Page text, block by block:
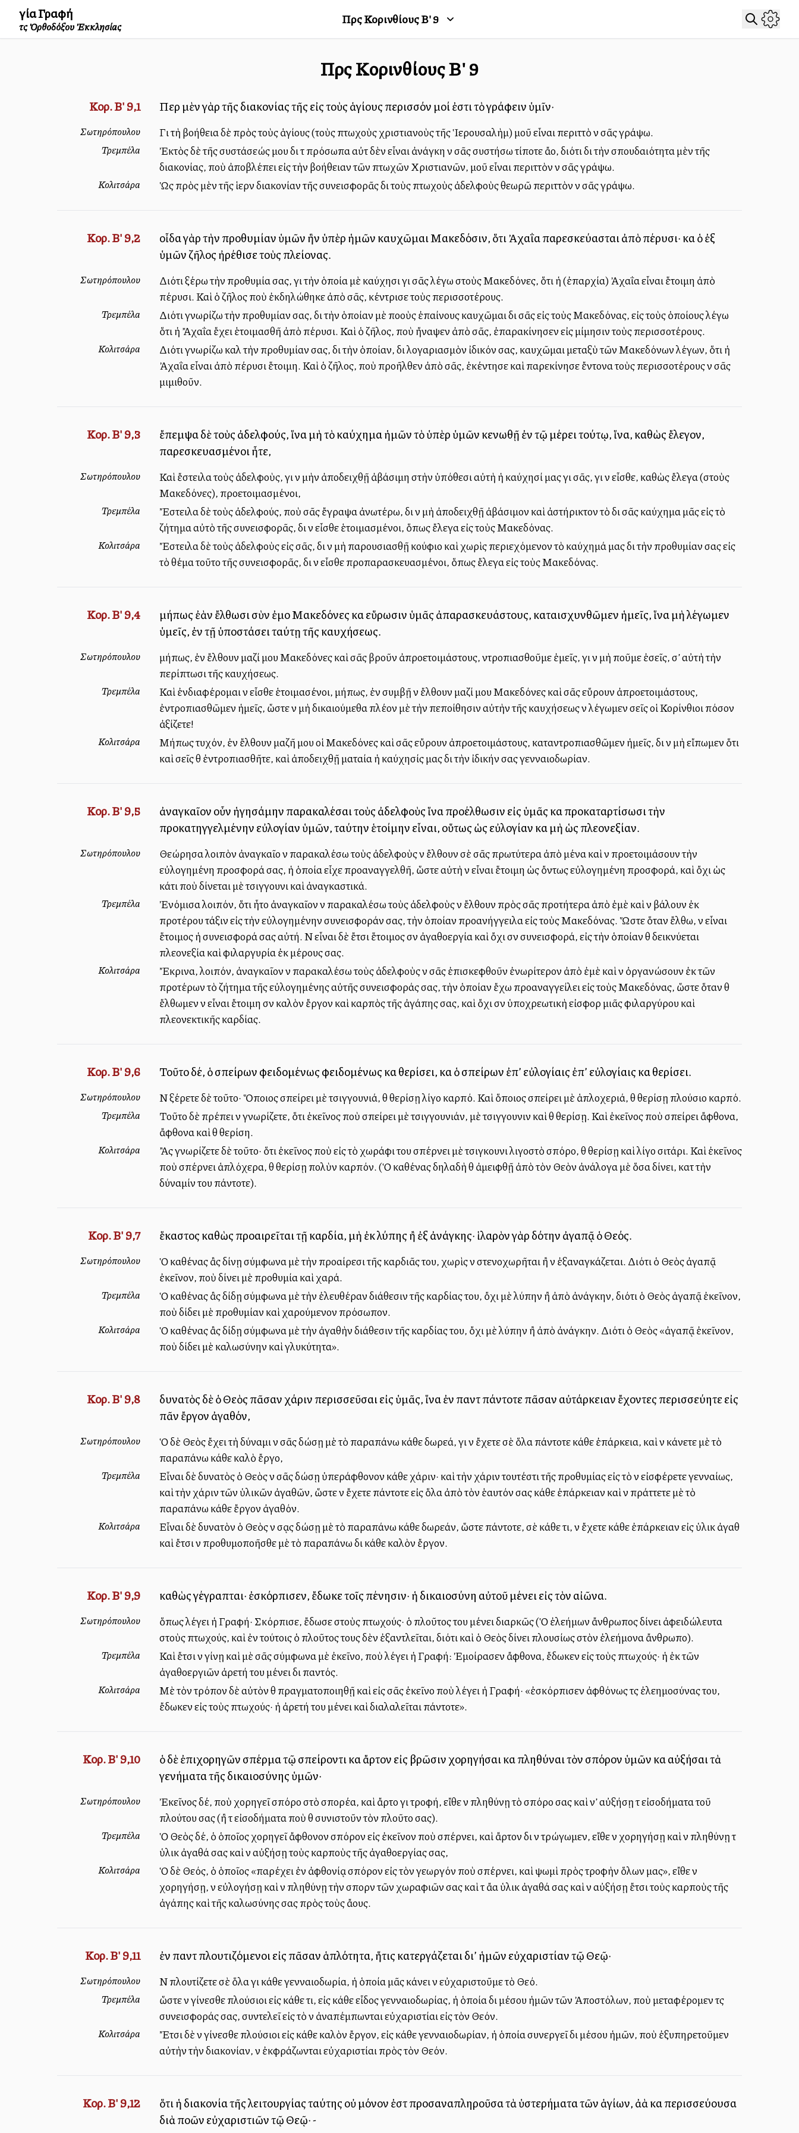
Ἁγία Γραφή
τῆς Ὀρθοδόξου Ἐκκλησίας Πρὸς Κορινθίους Β'9
Πρὸς Κορινθίους Β'9
Κορ. Β' 9,1 Περὶ μὲν γὰρ τῆς διακονίας τῆς εἰς τοὺς ἁγίους περισσόν μοί ἐστι τὸ γράφειν ὑμῖν·
Σωτηρόπουλου Γιὰ τὴ βοήθεια δὲ πρὸς τοὺς ἁγίους (τοὺς πτωχοὺς χριστιανοὺς τῆς Ἱερουσαλὴμ) μοῦ εἶναι περιττὸ νὰ σᾶς γράψω.
Τρεμπέλα
Ἐκτὸς δὲ τῆς συστάσεώς μου διὰ τὰ πρόσωπα αὐτὰ δὲν εἶναι ἀνάγκη νὰ σᾶς συστήσω τίποτε ἄλλο, διότι διὰ τὴν σπουδαιότητα μὲν τῆς
διακονίας, ποὺ ἀποβλέπει εἰς τὴν βοήθειαν τῶν πτωχῶν Χριστιανῶν, μοῦ εἶναι περιττὸν νὰ σᾶς γράψω.
Κολιτσάρα Ὡς πρὸς μὲν τῆς ἱερὰν διακονίαν τῆς συνεισφορᾶς διὰ τοὺς πτωχοὺς ἀδελφοὺς θεωρῶ περιττὸν νὰ σᾶς γράψω.
Κορ. Β' 9,2
οἶδα γὰρ τὴν προθυμίαν ὑμῶν ἣν ὑπὲρ ἡμῶν καυχῶμαι Μακεδόσιν, ὅτι Ἀχαΐα παρεσκεύασται ἀπὸ πέρυσι· καὶ ὁ ἐξ
ὑμῶν ζῆλος ἠρέθισε τοὺς πλείονας.
Σωτηρόπουλου
Διότι ξέρω τὴν προθυμία σας, γιὰ τὴν ὁποία μὲ καύχησι γιὰ σᾶς λέγω στοὺς Μακεδόνες, ὅτι ἡ (ἐπαρχία) Ἀχαΐα εἶναι ἕτοιμη ἀπὸ
πέρυσι. Καὶ ὁ ζῆλος ποὺ ἐκδηλώθηκε ἀπὸ σᾶς, κέντρισε τοὺς περισσοτέρους.
Τρεμπέλα
Διότι γνωρίζω τὴν προθυμίαν σας, διὰ τὴν ὁποίαν μὲ πολλοὺς ἐπαίνους καυχῶμαι διὰ σᾶς εἰς τοὺς Μακεδόνας, εἰς τοὺς ὁποίους λέγω
ὅτι ἡ Ἄχαΐα ἔχει ἑτοιμασθῆ ἀπὸ πέρυσι. Καὶ ὁ ζῆλος, ποὺ ἤναψεν ἀπὸ σᾶς, ἐπαρακίνησεν εἰς μίμησιν τοὺς περισσοτέρους.
Κολιτσάρα
Διότι γνωρίζω καλὰ τὴν προθυμίαν σας, διὰ τὴν ὁποίαν, διὰ λογαριασμὸν ἰδικόν σας, καυχῶμαι μεταξὺ τῶν Μακεδόνων λέγων, ὅτι ἡ
Ἀχαΐα εἶναι ἀπὸ πέρυσι ἕτοιμη. Καὶ ὁ ζῆλος, ποὺ προῆλθεν ἀπὸ σᾶς, ἐκέντησε καὶ παρεκίνησε ἔντονα τοὺς περισσοτέρους νὰ σᾶς
μιμιθοῦν.
Κορ. Β' 9,3
ἔπεμψα δὲ τοὺς ἀδελφούς, ἵνα μὴ τὸ καύχημα ἡμῶν τὸ ὑπὲρ ὑμῶν κενωθῇ ἐν τῷ μέρει τούτῳ, ἵνα, καθὼς ἔλεγον,
παρεσκευασμένοι ἦτε,
Σωτηρόπουλου
Καὶ ἔστειλα τοὺς ἀδελφοὺς, γιὰ νὰ μὴν ἀποδειχθῇ ἀβάσιμη στὴν ὑπόθεσι αὐτὴ ἡ καύχησί μας γιὰ σᾶς, γιὰ νὰ εἶσθε, καθὼς ἔλεγα (στοὺς
Μακεδόνες), προετοιμασμένοι,
Τρεμπέλα
Ἔστειλα δὲ τοὺς ἀδελφούς, ποὺ σᾶς ἔγραψα ἀνωτέρω, διὰ νὰ μὴ ἀποδειχθῇ ἀβάσιμον καὶ ἀστήρικτον τὸ διὰ σᾶς καύχημα μᾶς εἰς τὸ
ζήτημα αὐτὸ τῆς συνεισφορᾶς, διὰ νὰ εἶσθε ἑτοιμασμένοι, ὅπως ἔλεγα εἰς τοὺς Μακεδόνας.
Κολιτσάρα
Ἔστειλα δὲ τοὺς ἀδελφοὺς εἰς σᾶς, διὰ νὰ μὴ παρουσιασθῇ κούφιο καὶ χωρὶς περιεχόμενον τὸ καύχημά μας διὰ τὴν προθυμίαν σας εἰς
τὸ θέμα τοῦτο τῆς συνεισφορᾶς, διὰ νὰ εἶσθε προπαρασκευασμένοι, ὅπως ἔλεγα εἰς τοὺς Μακεδόνας.
Κορ. Β' 9,4
μήπως ἐὰν ἔλθωσι σὺν ἐμοὶ Μακεδόνες καὶ εὕρωσιν ὑμᾶς ἀπαρασκευάστους, καταισχυνθῶμεν ἡμεῖς, ἵνα μὴ λέγωμεν
ὑμεῖς, ἐν τῇ ὑποστάσει ταύτῃ τῆς καυχήσεως.
Σωτηρόπουλου
μήπως, ἐὰν ἔλθουν μαζί μου Μακεδόνες καὶ σᾶς βροῦν ἀπροετοιμάστους, ντροπιασθοῦμε ἐμεῖς, γιὰ νὰ μὴ ποῦμε ἐσεῖς, σ’ αὐτὴ τὴν
περίπτωσι τῆς καυχήσεως.
Τρεμπέλα
Καὶ ἐνδιαφέρομαι νὰ εἶσθε ἑτοιμασένοι, μήπως, ἐὰν συμβῇ νὰ ἔλθουν μαζί μου Μακεδόνες καὶ σᾶς εὕρουν ἀπροετοιμάστους,
ἐντροπιασθῶμεν ἡμεῖς, ὥστε νὰ μὴ δικαιούμεθα πλέον μὲ τὴν πεποίθησιν αὐτὴν τῆς καυχήσεως νὰ λέγωμεν σεῖς οἱ Κορίνθιοι πόσον
ἀξίζετε!
Κολιτσάρα
Μήπως τυχόν, ἐὰν ἔλθουν μαζῆ μου οἱ Μακεδόνες καὶ σᾶς εὔρουν ἀπροετοιμάστους, καταντροπιασθῶμεν ἡμεῖς, διὰ νὰ μὴ εἴπωμεν ὅτι
καὶ σεῖς θὰ ἐντροπιασθῆτε, καὶ ἀποδειχθῇ ματαία ἡ καύχησίς μας διὰ τὴν ἰδικήν σας γενναιοδωρίαν.
Κορ. Β' 9,5
ἀναγκαῖον οὖν ἡγησάμην παρακαλέσαι τοὺς ἀδελφοὺς ἵνα προέλθωσιν εἰς ὑμᾶς καὶ προκαταρτίσωσι τὴν
προκατηγγελμένην εὐλογίαν ὑμῶν, ταύτην ἑτοίμην εἶναι, οὕτως ὡς εὐλογίαν καὶ μὴ ὡς πλεονεξίαν.
Σωτηρόπουλου
Θεώρησα λοιπὸν ἀναγκαῖο νὰ παρακαλέσω τοὺς ἀδελφοὺς νὰ ἔλθουν σὲ σᾶς πρωτύτερα ἀπὸ μένα καὶ νὰ προετοιμάσουν τὴν
εὐλογημένη προσφορά σας, ἡ ὁποία εἶχε προαναγγελθῆ, ὥστε αὐτὴ νὰ εἶναι ἕτοιμη ὡς ὄντως εὐλογημένη προσφορά, καὶ ὄχι ὡς
κάτι ποὺ δίνεται μὲ τσιγγουνιὰ καὶ ἀναγκαστικά.
Τρεμπέλα
Ἐνόμισα λοιπόν, ὅτι ἦτο ἀναγκαῖον νὰ παρακαλέσω τοὺς ἀδελφοὺς νὰ ἔλθουν πρὸς σᾶς προτήτερα ἀπὸ ἐμὲ καὶ νὰ βάλουν ἐκ
προτέρου τάξιν εἰς τὴν εὐλογημένην συνεισφοράν σας, τὴν ὁποίαν προανήγγειλα εἰς τοὺς Μακεδόνας. Ὥστε ὅταν ἔλθω, νὰ εἶναι
ἕτοιμος ἡ συνεισφορά σας αὐτή. Νὰ εἶναι δὲ ἔτσι ἕτοιμος σὰν ἀγαθοεργία καὶ ὄχι σὰν συνεισφορά, εἰς τὴν ὁποίαν θὰ δεικνύεται
πλεονεξία καὶ φιλαργυρία ἐκ μέρους σας.
Κολιτσάρα
Ἔκρινα, λοιπόν, ἀναγκαῖον νὰ παρακαλέσω τοὺς ἀδελφοὺς νὰ σᾶς ἐπισκεφθοῦν ἐνωρίτερον ἀπὸ ἐμὲ καὶ νὰ ὀργανώσουν ἐκ τῶν
προτέρων τὸ ζήτημα τῆς εὐλογημένης αὐτῆς συνεισφοράς σας, τὴν ὁποίαν ἔχω προαναγγείλει εἰς τοὺς Μακεδόνας, ὥστε ὅταν θὰ
ἔλθωμεν νὰ εἶναι ἔτοιμη σὰν καλὸν ἔργον καὶ καρπὸς τῆς ἀγάπης σας, καὶ ὄχι σὰν ὑποχρεωτικὴ εἰσφορὰ μιᾶς φιλαργύρου καὶ
πλεονεκτικῆς καρδίας.
Κορ. Β' 9,6 Τοῦτο δέ, ὁ σπείρων φειδομένως φειδομένως καὶ θερίσει, καὶ ὁ σπείρων ἐπ’ εὐλογίαις ἐπ’ εὐλογίαις καὶ θερίσει.
Σωτηρόπουλου Νὰ ξέρετε δὲ τοῦτο· Ὅποιος σπείρει μὲ τσιγγουνιά, θὰ θερίσῃ λίγο καρπό. Καὶ ὅποιος σπείρει μὲ ἁπλοχεριά, θὰ θερίσῃ πλούσιο καρπό.
Τρεμπέλα
Τοῦτο δὲ πρέπει νὰ γνωρίζετε, ὅτι ἐκεῖνος ποὺ σπείρει μὲ τσιγγουνιάν, μὲ τσιγγουνιὰν καὶ θὰ θερίσῃ. Καὶ ἐκεῖνος ποὺ σπείρει ἄφθονα,
ἄφθονα καὶ θὰ θερίση.
Κολιτσάρα
Ἂς γνωρίζετε δὲ τοῦτο· ὅτι ἐκεῖνος ποὺ εἰς τὸ χωράφι του σπέρνει μὲ τσιγκουνιὰ λιγοστὸ σπόρο, θὰ θερίσῃ καὶ λίγο σιτάρι. Καὶ ἐκεῖνος
ποὺ σπέρνει ἁπλόχερα, θὰ θερίσῃ πολὺν καρπόν. (Ὁ καθένας δηλαδὴ θὰ ἀμειφθῇ ἀπὸ τὸν Θεὸν ἀνάλογα μὲ ὅσα δίνει, κατὰ τὴν
δύναμίν του πάντοτε).
Κορ. Β' 9,7 ἕκαστος καθὼς προαιρεῖται τῇ καρδία, μὴ ἐκ λύπης ἢ ἐξ ἀνάγκης· ἱλαρὸν γὰρ δότην ἀγαπᾷ ὁ Θεός.
Σωτηρόπουλου
Ὁ καθένας ἂς δίνῃ σύμφωνα μὲ τὴν προαίρεσι τῆς καρδιᾶς του, χωρὶς νὰ στενοχωρῆται ἢ νὰ ἐξαναγκάζεται. Διότι ὁ Θεὸς ἀγαπᾷ
ἐκεῖνον, ποὺ δίνει μὲ προθυμία καὶ χαρά.
Τρεμπέλα
Ὁ καθένας ἂς δίδῃ σύμφωνα μὲ τὴν ἐλευθέραν διάθεσιν τῆς καρδίας του, ὄχι μὲ λύπην ἢ ἀπὸ ἀνάγκην, διότι ὁ Θεὸς ἀγαπᾷ ἐκεῖνον,
ποὺ δίδει μὲ προθυμίαν καὶ χαρούμενον πρόσωπον.
Κολιτσάρα
Ὁ καθένας ἂς δίδῃ σύμφωνα μὲ τὴν ἀγαθὴν διάθεσιν τῆς καρδίας του, ὄχι μὲ λύπην ἢ ἀπὸ ἀνάγκην. Διότι ὁ Θεὸς «ἀγαπᾷ ἐκεῖνον,
ποὺ δίδει μὲ καλωσύνην καὶ γλυκύτητα».
Κορ. Β' 9,8
δυνατὸς δὲ ὁ Θεὸς πᾶσαν χάριν περισσεῦσαι εἰς ὑμᾶς, ἵνα ἐν παντὶ πάντοτε πᾶσαν αὐτάρκειαν ἔχοντες περισσεύητε εἰς
πᾶν ἔργον ἀγαθόν,
Σωτηρόπουλου
Ὁ δὲ Θεὸς ἔχει τὴ δύναμι νὰ σᾶς δώσῃ μὲ τὸ παραπάνω κάθε δωρεά, γιὰ νὰ ἔχετε σὲ ὅλα πάντοτε κάθε ἐπάρκεια, καὶ νὰ κάνετε μὲ τὸ
παραπάνω κάθε καλὸ ἔργο,
Τρεμπέλα
Εἶναι δὲ δυνατὸς ὁ Θεὸς νὰ σᾶς δώσῃ ὑπεράφθονον κάθε χάριν· καὶ τὴν χάριν τουτέστι τῆς προθυμίας εἰς τὸ νὰ εἰσφέρετε γενναίως,
καὶ τὴν χάριν τῶν ὑλικῶν ἀγαθῶν, ὥστε νὰ ἔχετε πάντοτε εἰς ὅλα ἀπὸ τὸν ἑαυτόν σας κάθε ἐπάρκειαν καὶ νὰ πράττετε μὲ τὸ
παραπάνω κάθε ἔργον ἀγαθόν.
Κολιτσάρα
Εἶναι δὲ δυνατὸν ὁ Θεὸς νὰ σᾳς δώσῃ μὲ τὸ παραπάνω κάθε δωρεάν, ὥστε πάντοτε, σὲ κάθε τι, νὰ ἔχετε κάθε ἐπάρκειαν εἰς ὑλικὰ ἀγαθὰ
καὶ ἔτσι νὰ προθυμοποῆσθε μὲ τὸ παραπάνω διὰ κάθε καλὸν ἔργον.
Κορ. Β' 9,9 καθὼς γέγραπται· ἐσκόρπισεν, ἔδωκε τοῖς πένησιν· ἡ δικαιοσύνη αὐτοῦ μένει εἰς τὸν αἰῶνα.
Σωτηρόπουλου
ὅπως λέγει ἡ Γραφή· Σκόρπισε, ἔδωσε στοὺς πτωχούς· ὁ πλοῦτος του μένει διαρκῶς (Ὁ ἐλεήμων ἄνθρωπος δίνει ἀφειδώλευτα
στοὺς πτωχούς, καὶ ἐν τούτοις ὁ πλοῦτος τους δὲν ἐξαντλεῖται, διότι καὶ ὁ Θεὸς δίνει πλουσίως στὸν ἐλεήμονα ἄνθρωπο).
Τρεμπέλα
Καὶ ἔτσι νὰ γίνῃ καὶ μὲ σᾶς σύμφωνα μὲ ἐκεῖνο, ποὺ λέγει ἡ Γραφή: Ἐμοίρασεν ἄφθονα, ἔδωκεν εἰς τοὺς πτωχούς· ἡ ἐκ τῶν
ἀγαθοεργιῶν ἀρετή του μένει διὰ παντός.
Κολιτσάρα
Μὲ τὸν τρόπον δὲ αὐτὸν θὰ πραγματοποιηθῇ καὶ εἰς σᾶς ἐκεῖνο ποὺ λέγει ἡ Γραφή· «ἐσκόρπισεν ἀφθόνως τὰς ἐλεημοσύνας του,
ἔδωκεν εἰς τοὺς πτωχούς· ἡ ἀρετή του μένει καὶ διαλαλεῖται πάντοτε».
Κορ. Β' 9,10
ὁ δὲ ἐπιχορηγῶν σπέρμα τῷ σπείροντι καὶ ἄρτον εἰς βρῶσιν χορηγήσαι καὶ πληθύναι τὸν σπόρον ὑμῶν καὶ αὐξήσαι τὰ
γενήματα τῆς δικαιοσύνης ὑμῶν·
Σωτηρόπουλου
Ἐκεῖνος δέ, ποὺ χορηγεῖ σπόρο στὸ σπορέα, καὶ ἄρτο γιὰ τροφή, εἴθε νὰ πληθύνῃ τὸ σπόρο σας καὶ ν’ αὐξήσῃ τὰ εἰσοδήματα τοῦ
πλούτου σας (ἢ τὰ εἰσοδήματα ποὺ θὰ συνιστοῦν τὸν πλοῦτο σας).
Τρεμπέλα
Ὁ Θεὸς δέ, ὁ ὁποῖος χορηγεῖ ἄφθονον σπόρον εἰς ἐκεῖνον ποὺ σπέρνει, καὶ ἄρτον διὰ νὰ τρώγωμεν, εἴθε νὰ χορηγήσῃ καὶ νὰ πληθύνῃ τὰ
ὑλικὰ ἀγαθά σας καὶ νὰ αὐξήσῃ τοὺς καρποὺς τῆς ἀγαθοεργίας σας,
Κολιτσάρα
Ὁ δὲ Θεός, ὁ ὁποῖος «παρέχει ἐν ἀφθονίᾳ σπόρον εἰς τὸν γεωργόν ποὺ σπέρνει, καὶ ψωμὶ πρὸς τροφὴν ὅλων μας», εἴθε νὰ
χορηγήσῃ, νὰ εὐλογήσῃ καὶ νὰ πληθύνῃ τὴν σπορὰν τῶν χωραφιῶν σας καὶ τὰ ἄλλα ὑλικὰ ἀγαθά σας καὶ νὰ αὐξήσῃ ἔτσι τοὺς καρποὺς τῆς
ἀγάπης καὶ τῆς καλωσύνης σας πρὸς τοὺς ἄλλους.
Κορ. Β' 9,11 ἐν παντὶ πλουτιζόμενοι εἰς πᾶσαν ἁπλότητα, ἥτις κατεργάζεται δι’ ἡμῶν εὐχαριστίαν τῷ Θεῷ·
Σωτηρόπουλου Νὰ πλουτίζετε σὲ ὅλα γιὰ κάθε γενναιοδωρία, ἡ ὁποία μᾶς κάνει νὰ εὐχαριστοῦμε τὸ Θεό.
Τρεμπέλα
ὥστε νὰ γίνεσθε πλούσιοι εἰς κάθε τι, εἰς κάθε εἶδος γενναιοδωρίας, ἡ ὁποία διὰ μέσου ἡμῶν τῶν Ἀποστόλων, ποὺ μεταφέρομεν τὰς
συνεισφοράς σας, συντελεῖ εἰς τὸ νὰ ἀναπέμπωνται εὐχαριστίαι εἰς τὸν Θεόν.
Κολιτσάρα
Ἔτσι δὲ νὰ γίνεσθε πλούσιοι εἰς κάθε καλὸν ἔργον, εἰς κάθε γενναιοδωρίαν, ἡ ὁποία συνεργεῖ διὰ μέσου ἡμῶν, ποὺ ἐξυπηρετοῦμεν
αὐτὴν τὴν διακονίαν, νὰ ἐκφράζωνται εὐχαριστίαι πρὸς τὸν Θεόν.
Κορ. Β' 9,12
ὅτι ἡ διακονία τῆς λειτουργίας ταύτης οὐ μόνον ἐστὶ προσαναπληροῦσα τὰ ὑστερήματα τῶν ἁγίων, ἀλλὰ καὶ περισσεύουσα
διὰ πολλῶν εὐχαριστιῶν τῷ Θεῷ· -